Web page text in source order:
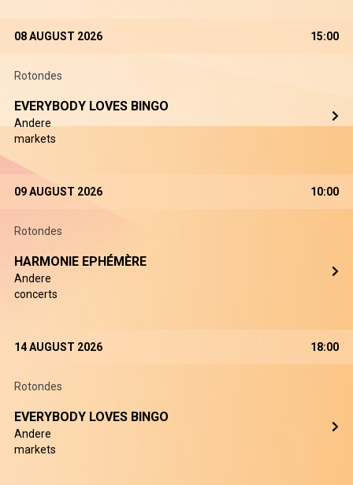
08 AUGUST 2026 15:00
Rotondes
EVERYBODY LOVES BINGO
Andere
markets
09 AUGUST 2026 10:00
Rotondes
HARMONIE EPHÉMÈRE
Andere
concerts
14 AUGUST 2026 18:00
Rotondes
EVERYBODY LOVES BINGO
Andere
markets